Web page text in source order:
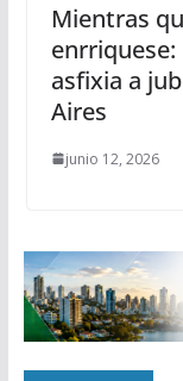
Mientras
asfixia a
Aires
junio 12, 2026